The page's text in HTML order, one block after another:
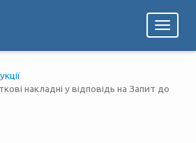
Toggle
накладні у відповідь на Запит до